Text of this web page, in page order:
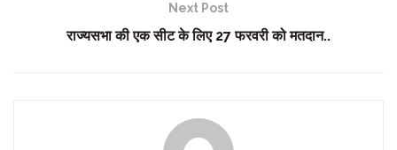
Next Post
राज्यसभा की एक सीट के लिए 27 फरवरी को मतदान..